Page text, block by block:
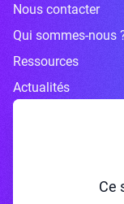
Nous contacter
Qui sommes-nous
Ressources
Actualités
Ce